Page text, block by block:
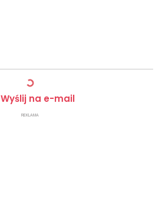
Wyślij na e-mail
REKLAMA